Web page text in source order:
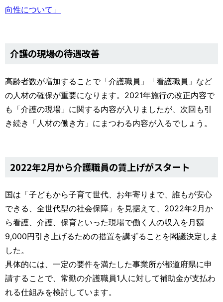
向性について」
介護の現場の待遇改善
高齢者数が増加することで「介護職員」「看護職員」など
の人材の確保が重要になります。2021年施行の改正内容で
も「介護の現場」に関する内容が入りましたが、次回も引
き続き「人材の働き方」にまつわる内容が入るでしょう。
2022年2月から介護職員の賃上げがスタート
国は「子どもから子育て世代、お年寄りまで、誰もが安心
できる、全世代型の社会保障」を見据えて、2022年2月か
ら看護、介護、保育といった現場で働く人の収入を月額
9,000円引き上げるための措置を講ずることを閣議決定しま
した。
具体的には、一定の要件を満たした事業所が都道府県に申
請することで、常勤の介護職員1人に対して補助金が支払わ
れる仕組みを検討しています。